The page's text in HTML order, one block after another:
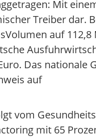
Mit
Treiber dar.
auf 112,8
Das nationale
auf
vom
mit 65